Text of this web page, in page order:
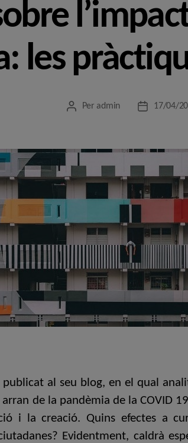
les
Autor
Per admin
Data17/04/
al seu blog, en el qual
de la pandèmia de la COVID
i la creació. Quins efectes a
Evidentment, caldrà